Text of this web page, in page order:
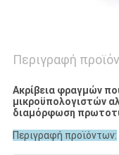
Περιγραφή
Ακρίβεια φραγμών
μικροϋπολογιστών
διαμόρφωση
Περιγραφή προϊόντων: